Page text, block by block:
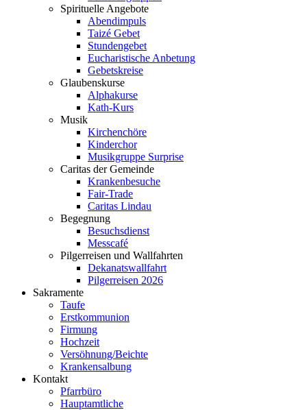
Spirituelle Angebote
Abendimpuls
Taizé Gebet
Stundengebet
Eucharistische Anbetung
Gebetskreise
Glaubenskurse
Alphakurse
Kath-Kurs
Musik
Kirchenchöre
Kinderchor
Musikgruppe Surprise
Caritas der Gemeinde
Krankenbesuche
Fair-Trade
Caritas Lindau
Begegnung
Besuchsdienst
Messcafé
Pilgerreisen und Wallfahrten
Dekanatswallfahrt
Pilgerreisen 2026
Sakramente
Taufe
Erstkommunion
Firmung
Hochzeit
Versöhnung/Beichte
Krankensalbung
Kontakt
Pfarrbüro
Hauptamtliche